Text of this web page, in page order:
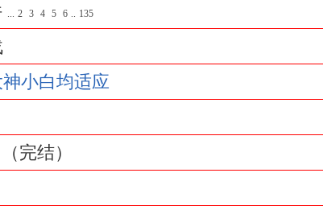
... 2 3 4 5 6 .. 135
小白均适应
完结）